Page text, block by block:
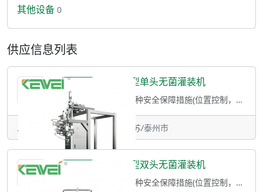
其他设备 0
供应信息列表
提供产品 DWG-6型单头无菌灌装机
一 描述 ●提供多种安全保障措施(位置控制，计量控制，温度控制), 防止机械损伤，
发表于：2023-12-24 10:50 • 江苏/泰州市
提供产品 DWG-7型双头无菌灌装机
一 描述 ●提供多种安全保障措施(位置控制，计量控制，温度控制),防止机械损伤，保